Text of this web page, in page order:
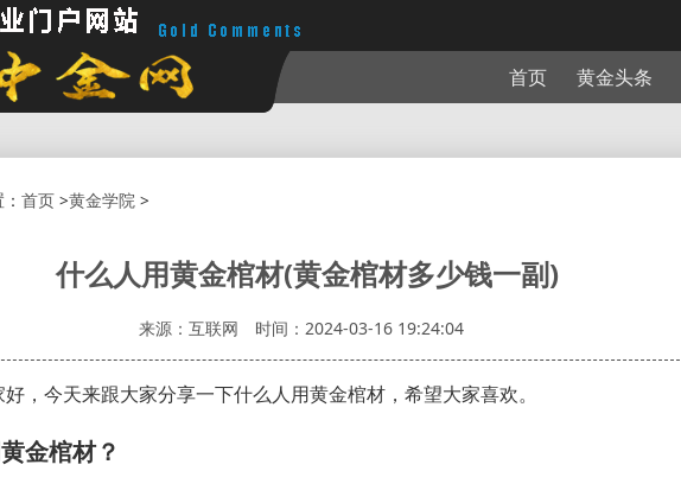
首页 黄金头条
首页>黄金学院 >
什么人用黄金棺材(黄金棺材多少钱一副)
来源：互联网 时间：2024-03-16 19:24:04
好，今天来跟大家分享一下什么人用黄金棺材，希望大家喜欢。
金棺材？